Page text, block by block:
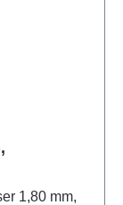
1,80 mm,